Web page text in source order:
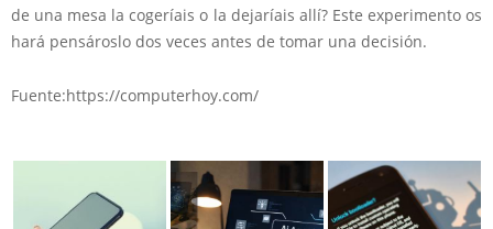
de una mesa la cogeríais o la dejaríais allí? Este experimento os
hará pensároslo dos veces antes de tomar una decisión.
Fuente:https://computerhoy.com/